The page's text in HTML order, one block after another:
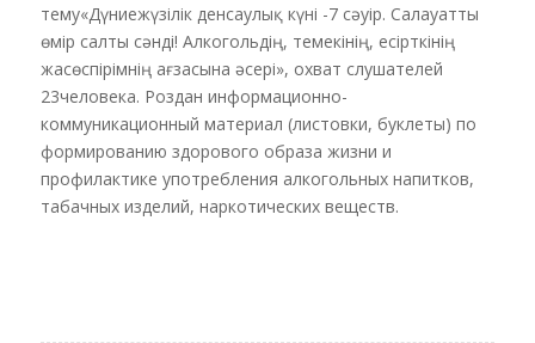
тему«Дүниежүзілік денсаулық күні -7 сәуір. Салауатты
өмір салты сәнді! Алкогольдің, темекінің, есірткінің
жасөспірімнің ағзасына әсері», охват слушателей
23человека. Роздан информационно-
коммуникационный материал (листовки, буклеты) по
формированию здорового образа жизни и
профилактике употребления алкогольных напитков,
табачных изделий, наркотических веществ.